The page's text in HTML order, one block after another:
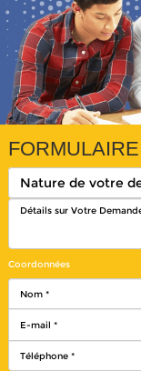
Nature de votre
Coordonnées